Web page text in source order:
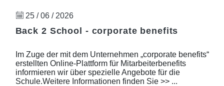
25 / 06 / 2026
Back 2 School - corporate benefits
Im Zuge der mit dem Unternehmen „corporate benefits“
erstellten Online-Plattform für Mitarbeiterbenefits
informieren wir über spezielle Angebote für die
Schule.Weitere Informationen finden Sie >> ...